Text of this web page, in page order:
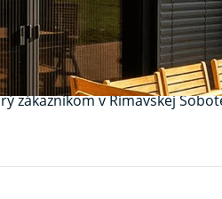
VK-systemevyrábame a
hmyzu.
zákazníkom v Rimavskej